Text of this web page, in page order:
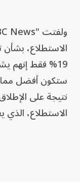
الاستطلاع، بشأن
19% فقط إنهم
ستكون أفضل
نتيجة على
الاستطلاع، الذي